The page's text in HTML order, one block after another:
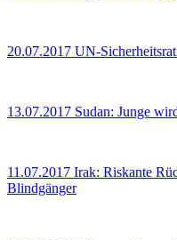
20.07.2017 UN-
13.07.2017 Sudan: Junge
11.07.2017 Irak: Riskante
Blindgänger